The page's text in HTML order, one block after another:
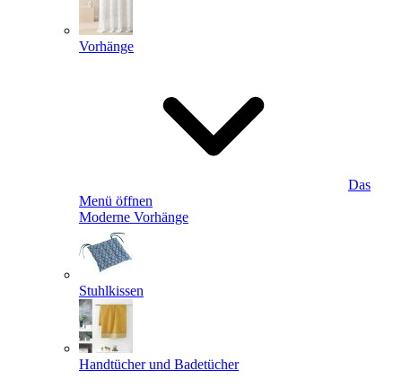
Vorhänge
Das
Menü öffnen
Moderne Vorhänge
Stuhlkissen
Handtücher und Badetücher